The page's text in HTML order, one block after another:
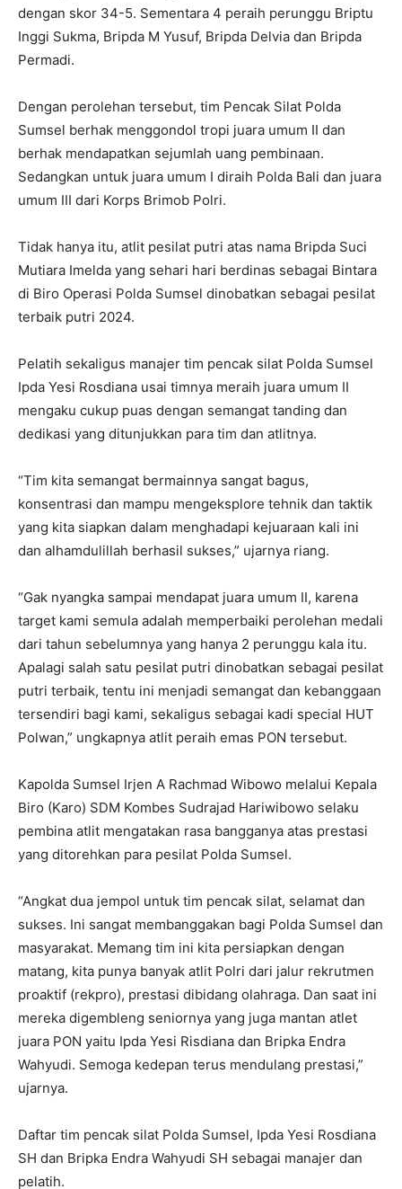
dengan skor 34-5. Sementara 4 peraih perunggu Briptu
Inggi Sukma, Bripda M Yusuf, Bripda Delvia dan Bripda
Permadi.
Dengan perolehan tersebut, tim Pencak Silat Polda
Sumsel berhak menggondol tropi juara umum II dan
berhak mendapatkan sejumlah uang pembinaan.
Sedangkan untuk juara umum I diraih Polda Bali dan juara
umum III dari Korps Brimob Polri.
Tidak hanya itu, atlit pesilat putri atas nama Bripda Suci
Mutiara Imelda yang sehari hari berdinas sebagai Bintara
di Biro Operasi Polda Sumsel dinobatkan sebagai pesilat
terbaik putri 2024.
Pelatih sekaligus manajer tim pencak silat Polda Sumsel
Ipda Yesi Rosdiana usai timnya meraih juara umum II
mengaku cukup puas dengan semangat tanding dan
dedikasi yang ditunjukkan para tim dan atlitnya.
“Tim kita semangat bermainnya sangat bagus,
konsentrasi dan mampu mengeksplore tehnik dan taktik
yang kita siapkan dalam menghadapi kejuaraan kali ini
dan alhamdulillah berhasil sukses,” ujarnya riang.
“Gak nyangka sampai mendapat juara umum II, karena
target kami semula adalah memperbaiki perolehan medali
dari tahun sebelumnya yang hanya 2 perunggu kala itu.
Apalagi salah satu pesilat putri dinobatkan sebagai pesilat
putri terbaik, tentu ini menjadi semangat dan kebanggaan
tersendiri bagi kami, sekaligus sebagai kadi special HUT
Polwan,” ungkapnya atlit peraih emas PON tersebut.
Kapolda Sumsel Irjen A Rachmad Wibowo melalui Kepala
Biro (Karo) SDM Kombes Sudrajad Hariwibowo selaku
pembina atlit mengatakan rasa bangganya atas prestasi
yang ditorehkan para pesilat Polda Sumsel.
“Angkat dua jempol untuk tim pencak silat, selamat dan
sukses. Ini sangat membanggakan bagi Polda Sumsel dan
masyarakat. Memang tim ini kita persiapkan dengan
matang, kita punya banyak atlit Polri dari jalur rekrutmen
proaktif (rekpro), prestasi dibidang olahraga. Dan saat ini
mereka digembleng seniornya yang juga mantan atlet
juara PON yaitu Ipda Yesi Risdiana dan Bripka Endra
Wahyudi. Semoga kedepan terus mendulang prestasi,”
ujarnya.
Daftar tim pencak silat Polda Sumsel, Ipda Yesi Rosdiana
SH dan Bripka Endra Wahyudi SH sebagai manajer dan
pelatih.